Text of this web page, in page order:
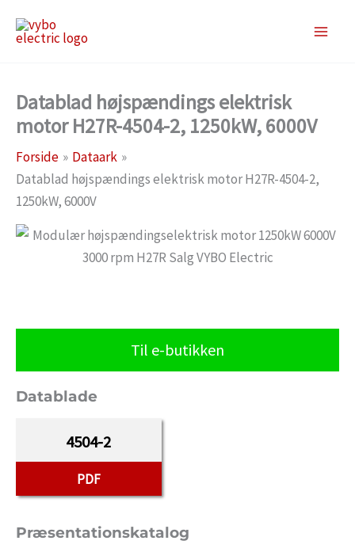
Datablad højspændings elektrisk
motor H27R-4504-2, 1250kW, 6000V
Forside
Dataark
Datablad højspændings elektrisk motor H27R-4504-2,
1250kW, 6000V
Til e-butikken
Datablade
4504-2
PDF
Præsentationskatalog